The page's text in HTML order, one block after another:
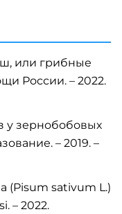
или грибные
России. – 2022.
у зернобобовых
– 2019. –
(Pisum sativum L.)
– 2022.